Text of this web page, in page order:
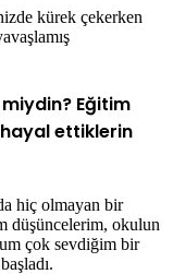
kürek çekerken
Eğitim
ettiklerin
hiç olmayan bir
düşüncelerim, okulun
çok sevdiğim bir